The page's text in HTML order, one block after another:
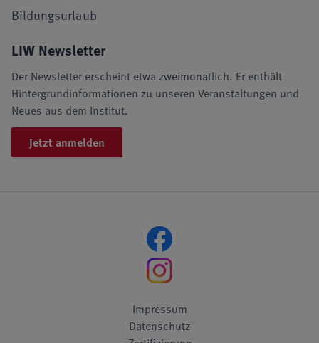
Bildungsurlaub
LIW Newsletter
Der Newsletter erscheint etwa zweimonatlich. Er enthält
Hintergrundinformationen zu unseren Veranstaltungen und
Neues aus dem Institut.
Jetzt anmelden
Impressum
Datenschutz